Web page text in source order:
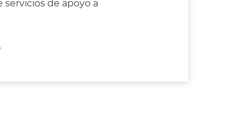
de apoyo a